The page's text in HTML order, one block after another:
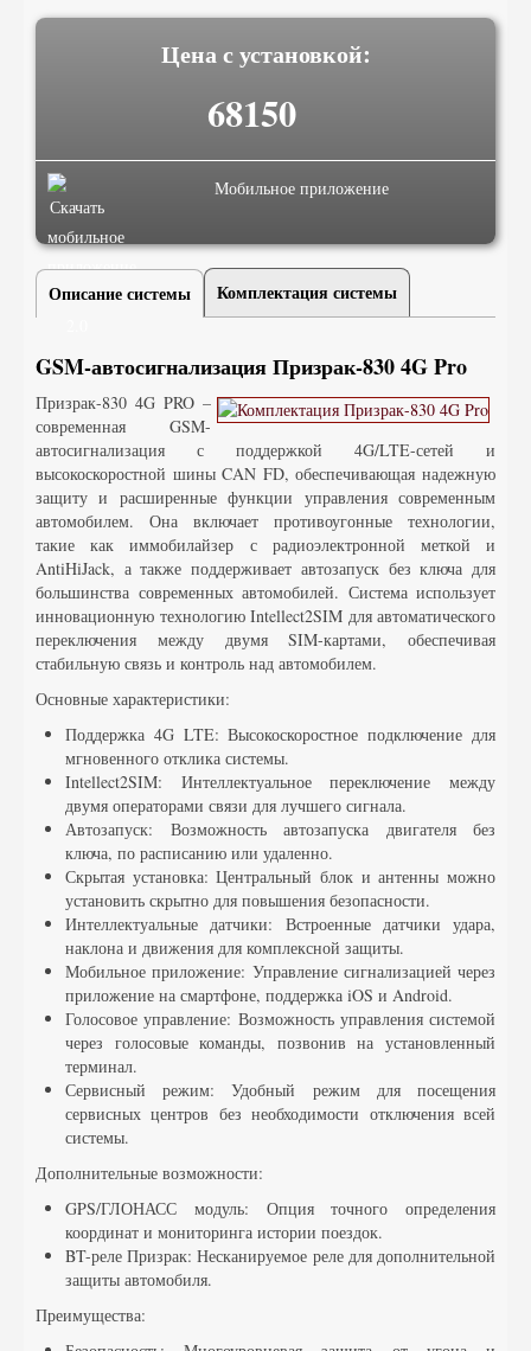
Цена с установкой:
68150
Мобильное приложение
Описание системы Комплектация системы
GSM-автосигнализация Призрак-830 4G Pro
Призрак-830 4G PRO –
современная GSM-
автосигнализация с поддержкой 4G/LTE-сетей и
высокоскоростной шины CAN FD, обеспечивающая надежную
защиту и расширенные функции управления современным
автомобилем. Она включает противоугонные технологии,
такие как иммобилайзер с радиоэлектронной меткой и
AntiHiJack, а также поддерживает автозапуск без ключа для
большинства современных автомобилей. Система использует
инновационную технологию Intellect2SIM для автоматического
переключения между двумя SIM-картами, обеспечивая
стабильную связь и контроль над автомобилем.
Основные характеристики:
Поддержка 4G LTE: Высокоскоростное подключение для
мгновенного отклика системы.
Intellect2SIM: Интеллектуальное переключение между
двумя операторами связи для лучшего сигнала.
Автозапуск: Возможность автозапуска двигателя без
ключа, по расписанию или удаленно.
Скрытая установка: Центральный блок и антенны можно
установить скрытно для повышения безопасности.
Интеллектуальные датчики: Встроенные датчики удара,
наклона и движения для комплексной защиты.
Мобильное приложение: Управление сигнализацией через
приложение на смартфоне, поддержка iOS и Android.
Голосовое управление: Возможность управления системой
через голосовые команды, позвонив на установленный
терминал.
Сервисный режим: Удобный режим для посещения
сервисных центров без необходимости отключения всей
системы.
Дополнительные возможности:
GPS/ГЛОНАСС модуль: Опция точного определения
координат и мониторинга истории поездок.
BT-реле Призрак: Несканируемое реле для дополнительной
защиты автомобиля.
Преимущества: